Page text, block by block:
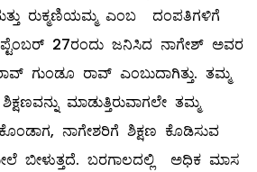
ರುಕ್ಮಣಿಯಮ್ಮ ಎಂಬ ದಂಪತಿಗಳಿಗೆ
27ರಂದು ಜನಿಸಿದ ನಾಗೇಶ್ ಅವರ
ಗುಂಡೂ ರಾವ್ ಎಂಬುದಾಗಿತ್ತು. ತಮ್ಮ
ಮಾಡುತ್ತಿರುವಾಗಲೇ ತಮ್ಮ
ನಾಗೇಶರಿಗೆ ಶಿಕ್ಷಣ ಕೊಡಿಸುವ
ಬೀಳುತ್ತದೆ. ಬರಗಾಲದಲ್ಲಿ ಅಧಿಕ ಮಾಸ